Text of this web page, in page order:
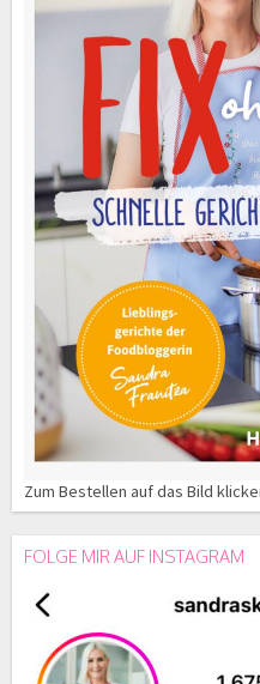
Zum Bestellen auf das Bild
FOLGE MIR AUF INSTAGRAM